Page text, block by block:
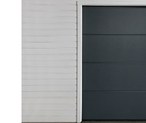
Toimitustavat- ja kulut